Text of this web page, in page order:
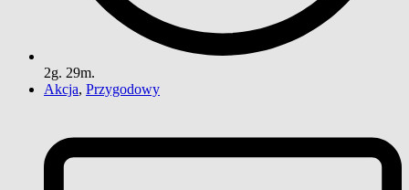
2g. 29m.
Akcja, Przygodowy